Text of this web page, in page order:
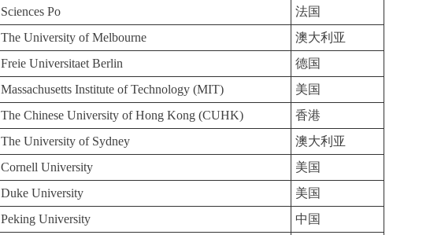
Sciences Po
法国
The University of Melbourne
澳大利亚
Freie Universitaet Berlin
德国
Massachusetts Institute of Technology (MIT)
美国
The Chinese University of Hong Kong (CUHK)
香港
The University of Sydney
澳大利亚
Cornell University
美国
Duke University
美国
Peking University
中国